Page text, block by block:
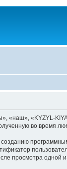
«наш», «KYZYL-
во время
просмотра